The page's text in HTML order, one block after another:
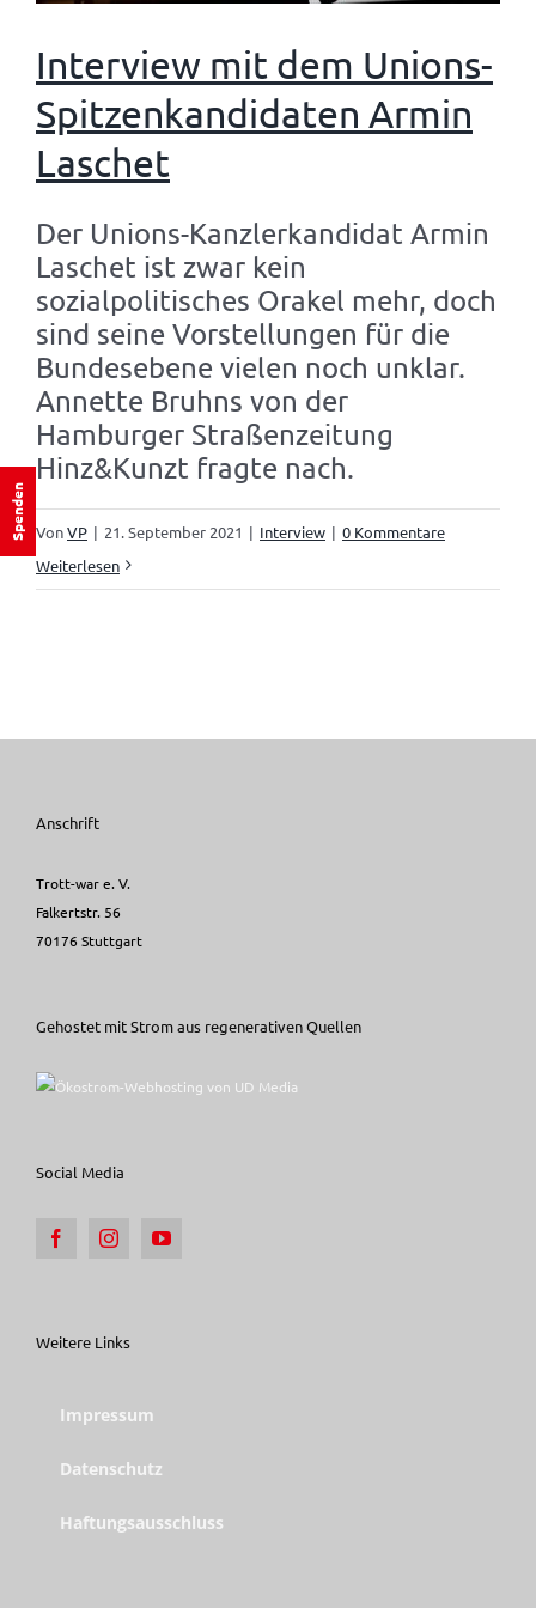
Interview mit dem Unions-
Spitzenkandidaten Armin
Laschet
Der Unions-Kanzlerkandidat Armin
Laschet ist zwar kein
sozialpolitisches Orakel mehr, doch
sind seine Vorstellungen für die
Bundesebene vielen noch unklar.
Annette Bruhns von der
Hamburger Straßenzeitung
Hinz&Kunzt fragte nach.
VonVP | 21. September 2021 | Interview | 0 Kommentare
Weiterlesen
Anschrift
Trott-war e. V.
Falkertstr. 56
70176 Stuttgart
Spenden
Gehostet mit Strom aus regenerativen Quellen
Social Media
Weitere Links
Impressum
Datenschutz
Haftungsausschluss